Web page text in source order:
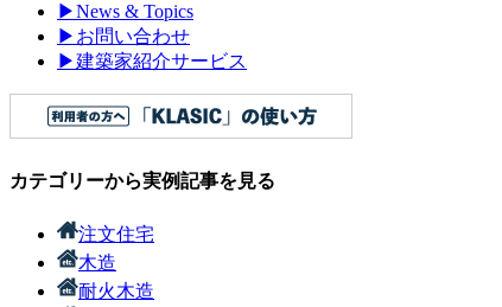
▶News & Topics
▶ お問い合わせ
▶建築家紹介サービス
カテゴリーから実例記事を見る
注文住宅
木造
耐火木造